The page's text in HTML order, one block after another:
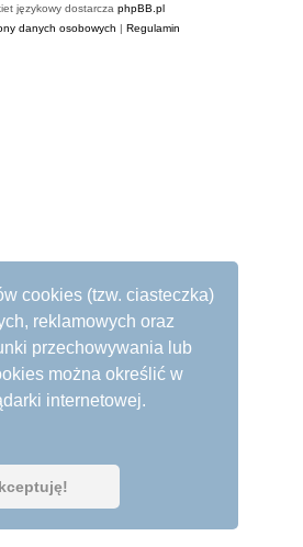
cookies (tzw. ciasteczka)
reklamowych oraz
przechowywania lub
można określić w
internetowej.
językowy dostarcza phpBB.pl
danych osobowych | Regulamin